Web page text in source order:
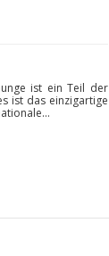
ist ein Teil der
ist das einzigartige